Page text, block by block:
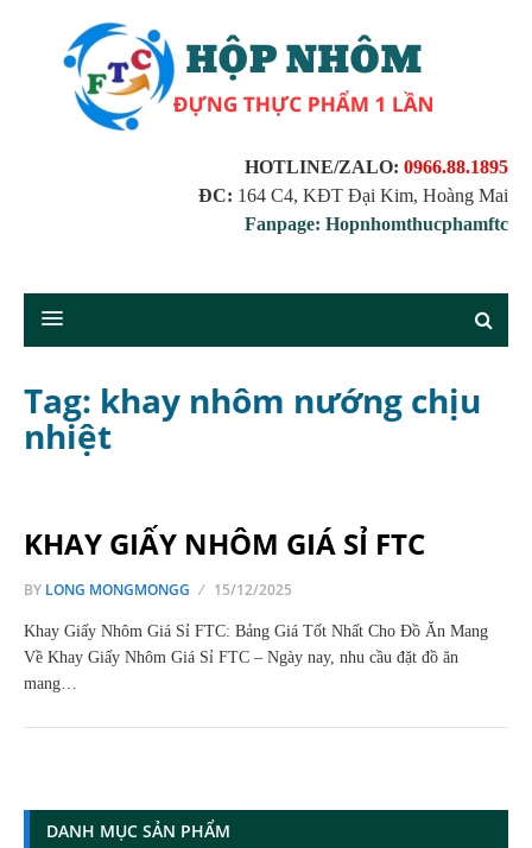
HOTLINE/ZALO: 0966.88.1895
ĐC: 164 C4, KĐT Đại Kim, Hoàng Mai
Fanpage: Hopnhomthucphamftc
Tag: khay nhôm nướng chịu
nhiệt
KHAY GIẤY NHÔM GIÁ SỈ FTC
BY LONG MONGMONGG 15/12/2025
Khay Giấy Nhôm Giá Sỉ FTC: Bảng Giá Tốt Nhất Cho Đồ Ăn Mang
Về Khay Giấy Nhôm Giá Sỉ FTC – Ngày nay, nhu cầu đặt đồ ăn
mang…
DANH MỤC SẢN PHẨM